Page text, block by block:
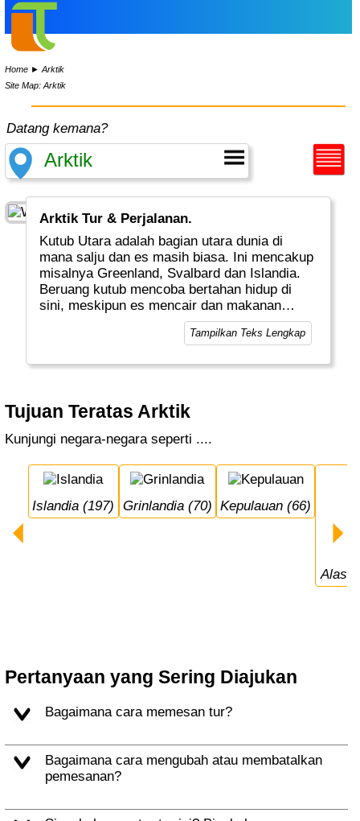
Home ►Arktik
Site Map: Arktik
Datang kemana?
Arktik Tur & Perjalanan.
Kutub Utara adalah bagian utara dunia di
mana salju dan es masih biasa. Ini mencakup
misalnya Greenland, Svalbard dan Islandia.
Beruang kutub mencoba bertahan hidup di
sini, meskipun es mencair dan makanan
mereka berenang menjauh.
Tampilkan Teks Lengkap
Tujuan Teratas Arktik
Kunjungi negara-negara seperti ....
Islandia (197) Grinlandia (70) Kepulauan (66)
Pertanyaan yang Sering Diajukan
Bagaimana cara memesan tur?
Bagaimana cara mengubah atau membatalkan
pemesanan?